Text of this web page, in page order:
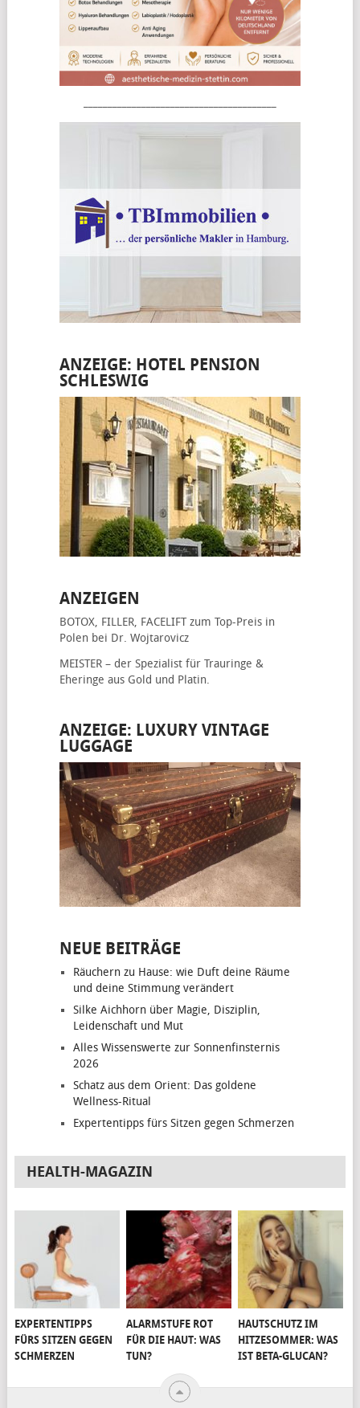
ANZEIGE: HOTEL PENSION
SCHLESWIG
ANZEIGEN
BOTOX, FILLER, FACELIFTzum Top-Preis in
Polen bei Dr. Wojtarovicz
MEISTER – der Spezialist für Trauringe &
Eheringe aus Gold und Platin.
ANZEIGE: LUXURY VINTAGE
LUGGAGE
NEUE BEITRÄGE
Räuchern zu Hause: wie Duft deine Räume
und deine Stimmung verändert
Silke Aichhorn über Magie, Disziplin,
Leidenschaft und Mut
Alles Wissenswerte zur Sonnenfinsternis
2026
Schatz aus dem Orient: Das goldene
Wellness-Ritual
Expertentipps fürs Sitzen gegen Schmerzen
HEALTH-MAGAZIN
EXPERTENTIPPS
FÜRS SITZEN GEGEN
SCHMERZEN
ALARMSTUFE ROT
FÜR DIE HAUT: WAS
TUN?
HAUTSCHUTZ IM
HITZESOMMER: WAS
IST BETA-GLUCAN?